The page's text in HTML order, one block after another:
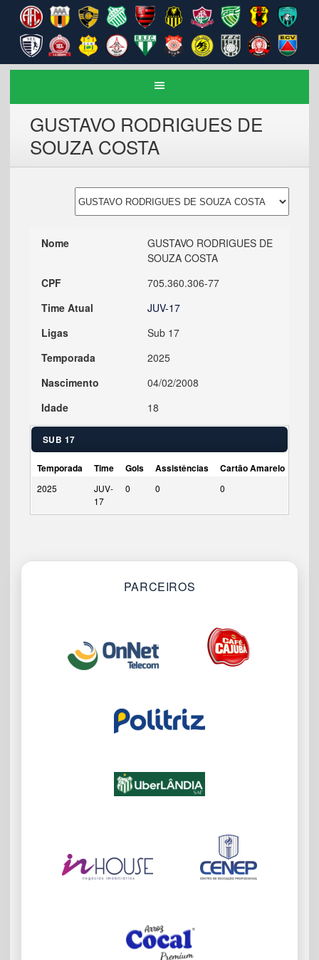
GUSTAVO RODRIGUES DE
SOUZA COSTA
Nome
GUSTAVO RODRIGUES DE
SOUZA COSTA
CPF
705.360.306-77
Time Atual
JUV-17
Ligas
Sub 17
Temporada
2025
Nascimento
04/02/2008
Idade
18
SUB 17
Temporada Time Gols Assistências Cartão Amarelo
2025
JUV-
17
0 0 0
PARCEIROS